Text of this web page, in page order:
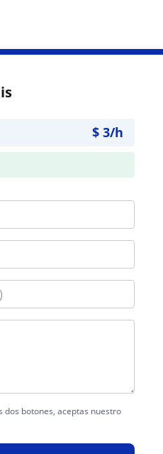
$ 3/h
dos botones, aceptas nuestro